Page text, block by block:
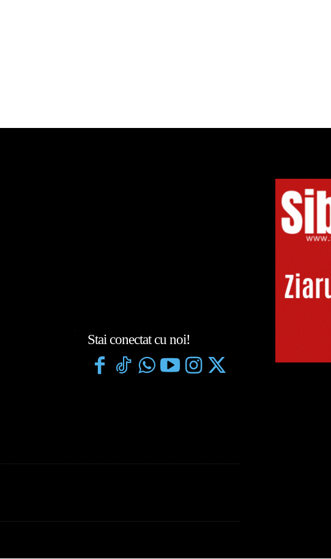
Stai conectat cu noi!